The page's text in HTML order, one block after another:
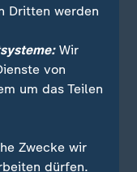
klären, woher
ist und wer
Mythen und
Dritten werden
Wir
von
um das Teilen
Zwecke wir
dürfen.